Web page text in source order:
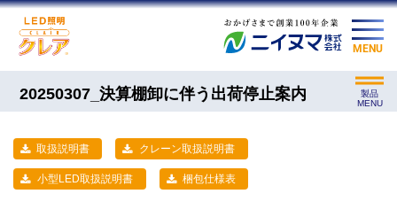
MENU
20250307_決算棚卸に伴う出荷停止案内
製品
MENU
取扱説明書 クレーン取扱説明書
小型LED取扱説明書 梱包仕様表